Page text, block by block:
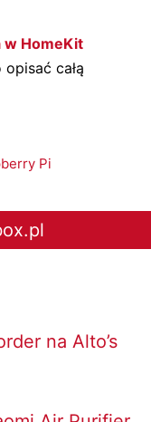
w HomeKit
całą
Pi
na Alto’s